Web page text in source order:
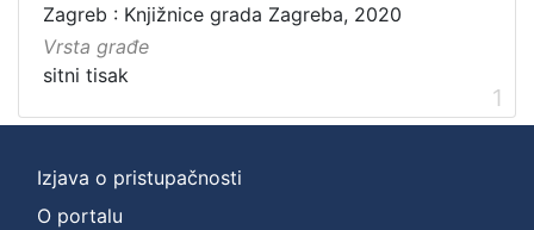
Zagreb : Knjižnice grada Zagreba, 2020
Vrsta građe
sitni tisak
1
Izjava o pristupačnosti
O portalu